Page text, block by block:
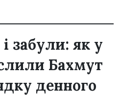
забули: як у
Бахмут
денного